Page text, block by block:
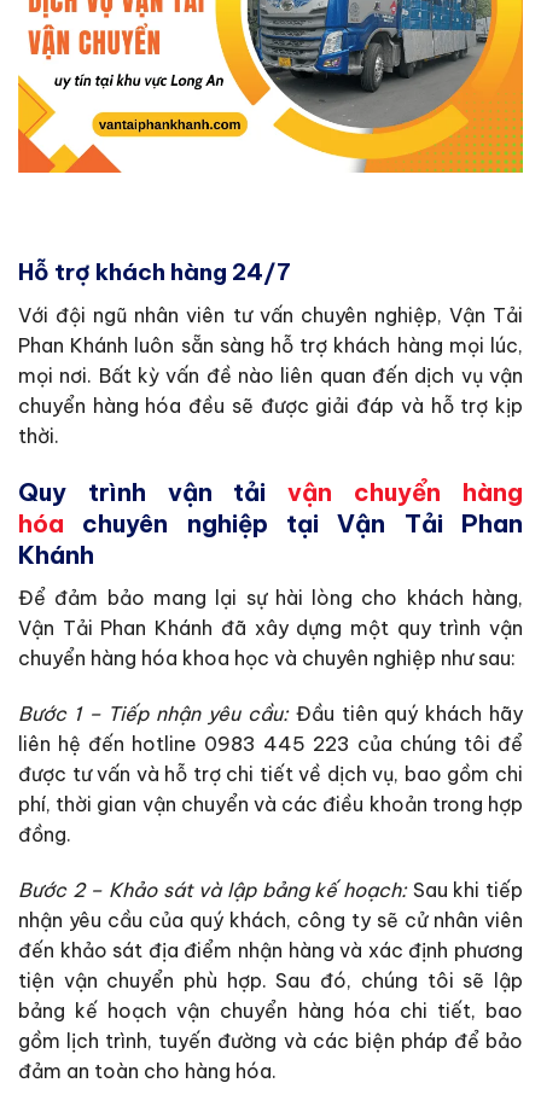
Hỗ trợ khách hàng 24/7
Với đội ngũ nhân viên tư vấn chuyên nghiệp, Vận Tải
Phan Khánh luôn sẵn sàng hỗ trợ khách hàng mọi lúc,
mọi nơi. Bất kỳ vấn đề nào liên quan đến dịch vụ vận
chuyển hàng hóa đều sẽ được giải đáp và hỗ trợ kịp
thời.
Quy trình vận tảivận chuyển hàng
hóa chuyên nghiệp tại Vận Tải Phan
Khánh
Để đảm bảo mang lại sự hài lòng cho khách hàng,
Vận Tải Phan Khánh đã xây dựng một quy trình vận
chuyển hàng hóa khoa học và chuyên nghiệp như sau:
Bước 1 – Tiếp nhận yêu cầu:Đầu tiên quý khách hãy
liên hệ đến hotline 0983 445 223 của chúng tôi để
được tư vấn và hỗ trợ chi tiết về dịch vụ, bao gồm chi
phí, thời gian vận chuyển và các điều khoản trong hợp
đồng.
Bước 2 – Khảo sát và lập bảng kế hoạch:Sau khi tiếp
nhận yêu cầu của quý khách, công ty sẽ cử nhân viên
đến khảo sát địa điểm nhận hàng và xác định phương
tiện vận chuyển phù hợp. Sau đó, chúng tôi sẽ lập
bảng kế hoạch vận chuyển hàng hóa chi tiết, bao
gồm lịch trình, tuyến đường và các biện pháp để bảo
đảm an toàn cho hàng hóa.